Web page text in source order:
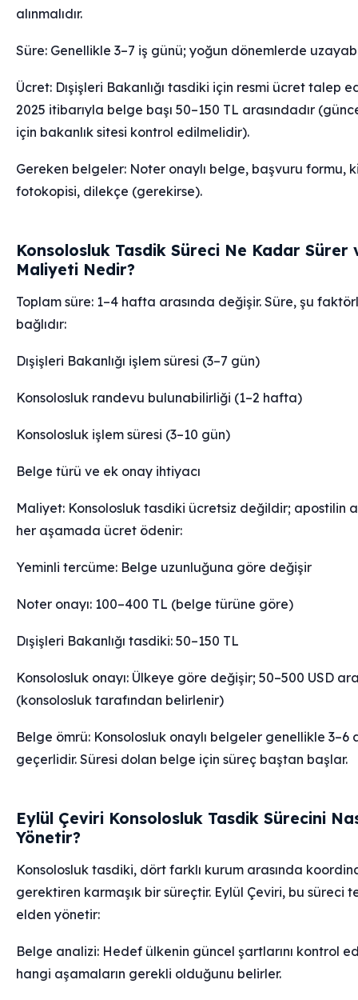
alınmalıdır.
Süre: Genellikle 3–7 iş günü; yoğun dönemlerde
Ücret: Dışişleri Bakanlığı tasdiki için resmi ücret talep
2025 itibarıyla belge başı 50–150 TL arasındadır
için bakanlık sitesi kontrol edilmelidir).
Gereken belgeler: Noter onaylı belge, başvuru formu,
fotokopisi, dilekçe (gerekirse).
Konsolosluk Tasdik Süreci Ne Kadar Sürer
Maliyeti Nedir?
Toplam süre: 1–4 hafta arasında değişir. Süre, şu
bağlıdır:
Dışişleri Bakanlığı işlem süresi (3–7 gün)
Konsolosluk randevu bulunabilirliği (1–2 hafta)
Konsolosluk işlem süresi (3–10 gün)
Belge türü ve ek onay ihtiyacı
Maliyet: Konsolosluk tasdiki ücretsiz değildir; apostilin
her aşamada ücret ödenir:
Yeminli tercüme: Belge uzunluğuna göre değişir
Noter onayı: 100–400 TL (belge türüne göre)
Dışişleri Bakanlığı tasdiki: 50–150 TL
Konsolosluk onayı: Ülkeye göre değişir; 50–500 USD
(konsolosluk tarafından belirlenir)
Belge ömrü: Konsolosluk onaylı belgeler genellikle 3–6
geçerlidir. Süresi dolan belge için süreç baştan başlar.
Eylül Çeviri Konsolosluk Tasdik Sürecini
Yönetir?
Konsolosluk tasdiki, dört farklı kurum arasında
gerektiren karmaşık bir süreçtir. Eylül Çeviri, bu süreci
elden yönetir:
Belge analizi: Hedef ülkenin güncel şartlarını kontrol
hangi aşamaların gerekli olduğunu belirler.